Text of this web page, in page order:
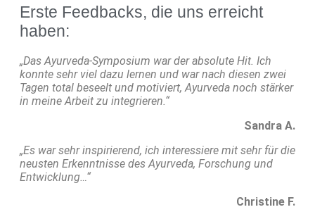
Erste Feedbacks, die uns erreicht
haben:
„Das Ayurveda-Symposium war der absolute Hit. Ich
konnte sehr viel dazu lernen und war nach diesen zwei
Tagen total beseelt und motiviert, Ayurveda noch stärker
in meine Arbeit zu integrieren.“
Sandra A.
„Es war sehr inspirierend, ich interessiere mit sehr für die
neusten Erkenntnisse des Ayurveda, Forschung und
Entwicklung…“
Christine F.